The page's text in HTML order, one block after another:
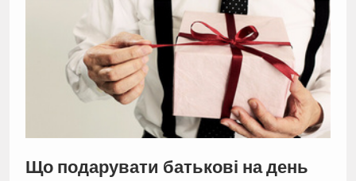
Що подарувати батькові на день